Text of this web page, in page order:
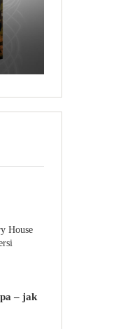
House
tytuł
a
– jak